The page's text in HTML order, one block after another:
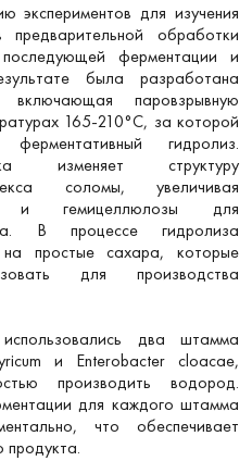
экспериментов для изучения
обработки
ферментации и
была разработана
включающая паровзрывную
165-210°C, за которой
гидролиз.
изменяет структуру
соломы, увеличивая
и гемицеллюлозы для
В процессе гидролиза
простые сахара, которые
для производства
два штамма
и Enterobacter cloacae,
производить водород.
для каждого штамма
что обеспечивает
продукта.